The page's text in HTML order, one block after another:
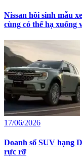
Nissan hồi sinh mẫu
cùng có thể hạ xuống
17/06/2026
Doanh số SUV hạng
rực rỡ